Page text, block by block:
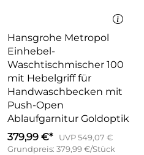
Hansgrohe Metropol
Einhebel-
Waschtischmischer 100
mit Hebelgriff für
Handwaschbecken mit
Push-Open
Ablaufgarnitur Goldoptik
379,99 €*
UVP 549,07 €
Grundpreis: 379,99 €/Stück